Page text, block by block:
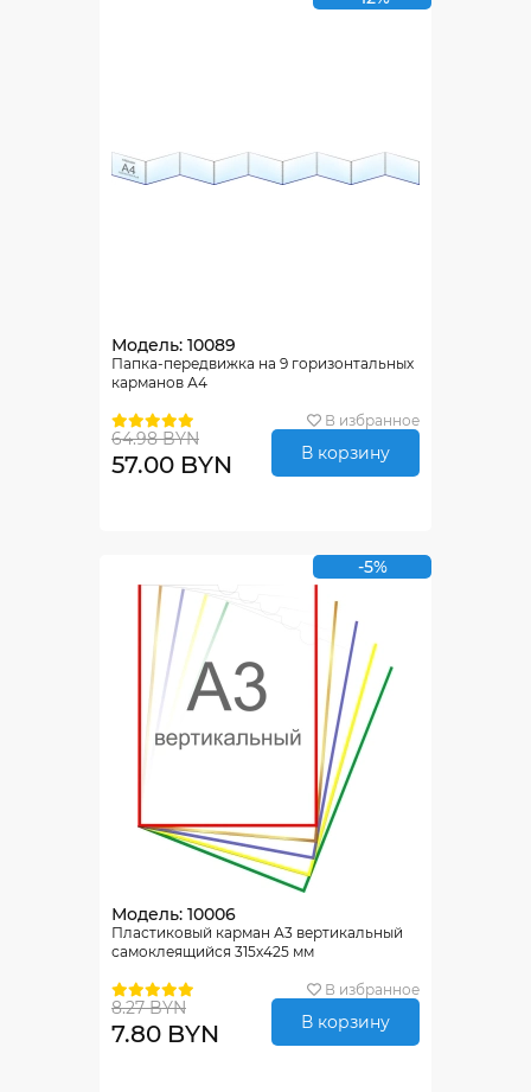
Модель: 10089
Папка-передвижка на 9 горизонтальных
карманов А4
В избранное
64.98 BYN
57.00 BYN В корзину
-5%
Модель: 10006
Пластиковый карман А3 вертикальный
самоклеящийся 315х425 мм
В избранное
8.27 BYN
7.80 BYN В корзину